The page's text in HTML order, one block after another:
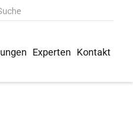
Experten Kontakt